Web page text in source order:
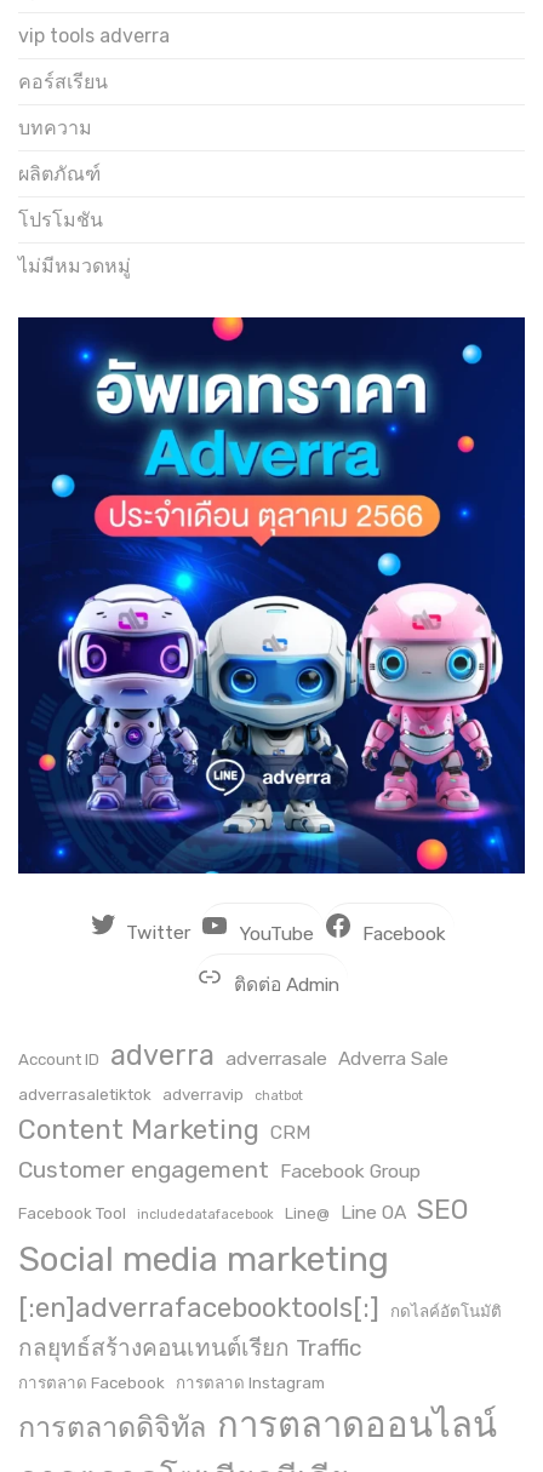
vip tools adverra
คอร์สเรียน
บทความ
ผลิตภัณฑ์
โปรโมชัน
ไม่มีหมวดหมู่
Twitter YouTube Facebook
ติดต่อ Admin
Account ID adverra adverrasale Adverra Sale
adverrasaletiktok adverravip chatbot
Content Marketing CRM
Customer engagement Facebook Group
Facebook Tool includedatafacebook Line@ Line OA SEO
Social media marketing
[:en]adverrafacebooktools[:] กดไลค์อัตโนมัติ
กลยุทธ์สร้างคอนเทนต์เรียก Traffic
การตลาด Facebook การตลาด Instagram
การตลาดดิจิทัล การตลาดออนไลน์